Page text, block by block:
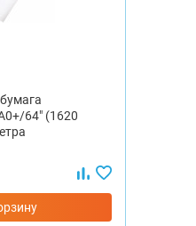
64" (1620